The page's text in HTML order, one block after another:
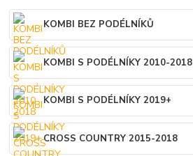
KOMBI BEZ PODÉLNÍKŮ
KOMBI S PODÉLNÍKY 2010-2018
KOMBI S PODÉLNÍKY 2019+
CROSS COUNTRY 2015-2018